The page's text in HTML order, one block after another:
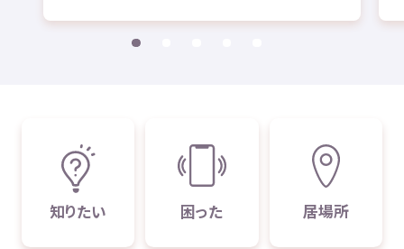
知りたい 困った 居場所